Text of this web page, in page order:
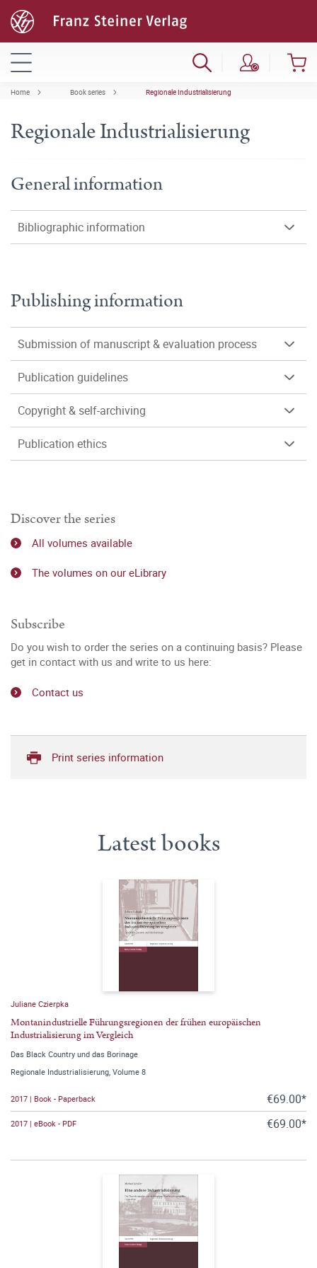
Home Book series Regionale Industrialisierung
Regionale Industrialisierung
General information
Bibliographic information
Publishing information
Submission of manuscript & evaluation process
Publication guidelines
Copyright & self-archiving
Publication ethics
Discover the series
All volumes available
The volumes on our eLibrary
Subscribe
Do you wish to order the series on a continuing basis? Please
get in contact with us and write to us here:
Contact us
Print series information
Latest books
Juliane Czierpka
Montanindustrielle Führungsregionen der frühen europäischen
Industrialisierung im Vergleich
Das Black Country und das Borinage
Regionale Industrialisierung, Volume 8
2017 | Book - Paperback €69.00*
2017 | eBook - PDF €69.00*